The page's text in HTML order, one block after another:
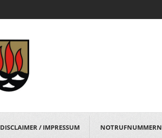
DISCLAIMER / IMPRESSUM NOTRUFNUMMERN